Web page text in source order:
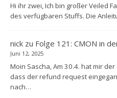
Hi ihr zwei, Ich bin großer Veiled
des verfügbaren Stuffs. Die
nick zu Folge 121: CMON in
Juni 12, 2025
Moin Sascha, Am 30.4. hat mir
dass der refund request
nach…